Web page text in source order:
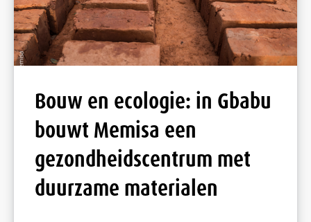
Bouw en ecologie: in Gbabu
bouwt Memisa een
gezondheidscentrum met
duurzame materialen